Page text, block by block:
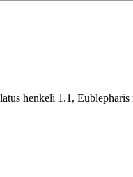
henkeli 1.1,